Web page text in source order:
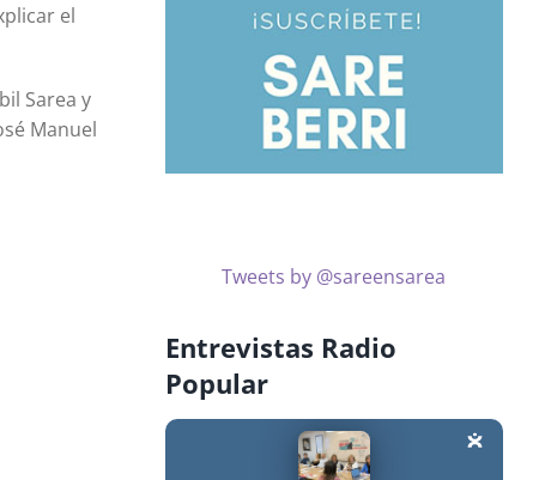
el
Sarea y
Manuel
Tweets by @sareensarea
Entrevistas Radio
Popular